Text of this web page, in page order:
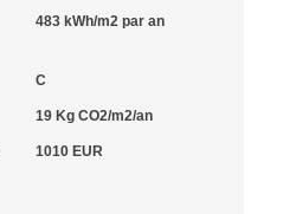
483 kWh/m2 par an
C
19 Kg CO2/m2/an
1010 EUR